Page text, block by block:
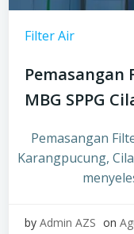
Filter Air
MBG SPPG
Pemasangan
Karangpucung,
by Admin AZS on